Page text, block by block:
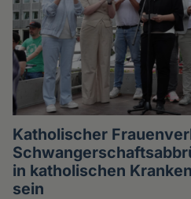
Katholischer
in katholischen
sein